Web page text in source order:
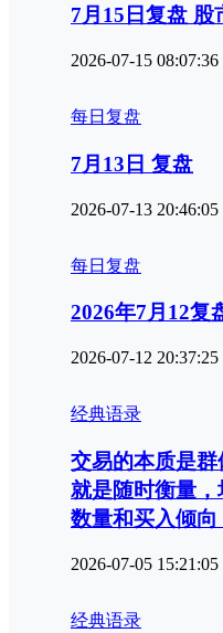
7月15日复盘 股
2026-07-15 08:07:36
每日复盘
7月13日 复盘
2026-07-13 20:46:05
每日复盘
2026年7月12复
2026-07-12 20:37:25
经典语录
交易的本质是群
就是随时衡量
数量和买入倾
2026-07-05 15:21:05
经典语录